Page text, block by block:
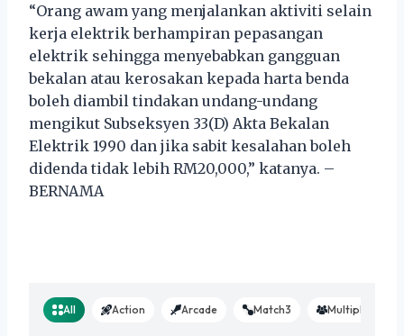
“Orang awam yang menjalankan aktiviti selain
kerja elektrik berhampiran pepasangan
elektrik sehingga menyebabkan gangguan
bekalan atau kerosakan kepada harta benda
boleh diambil tindakan undang-undang
mengikut Subseksyen 33(D) Akta Bekalan
Elektrik 1990 dan jika sabit kesalahan boleh
didenda tidak lebih RM20,000,” katanya. –
BERNAMA